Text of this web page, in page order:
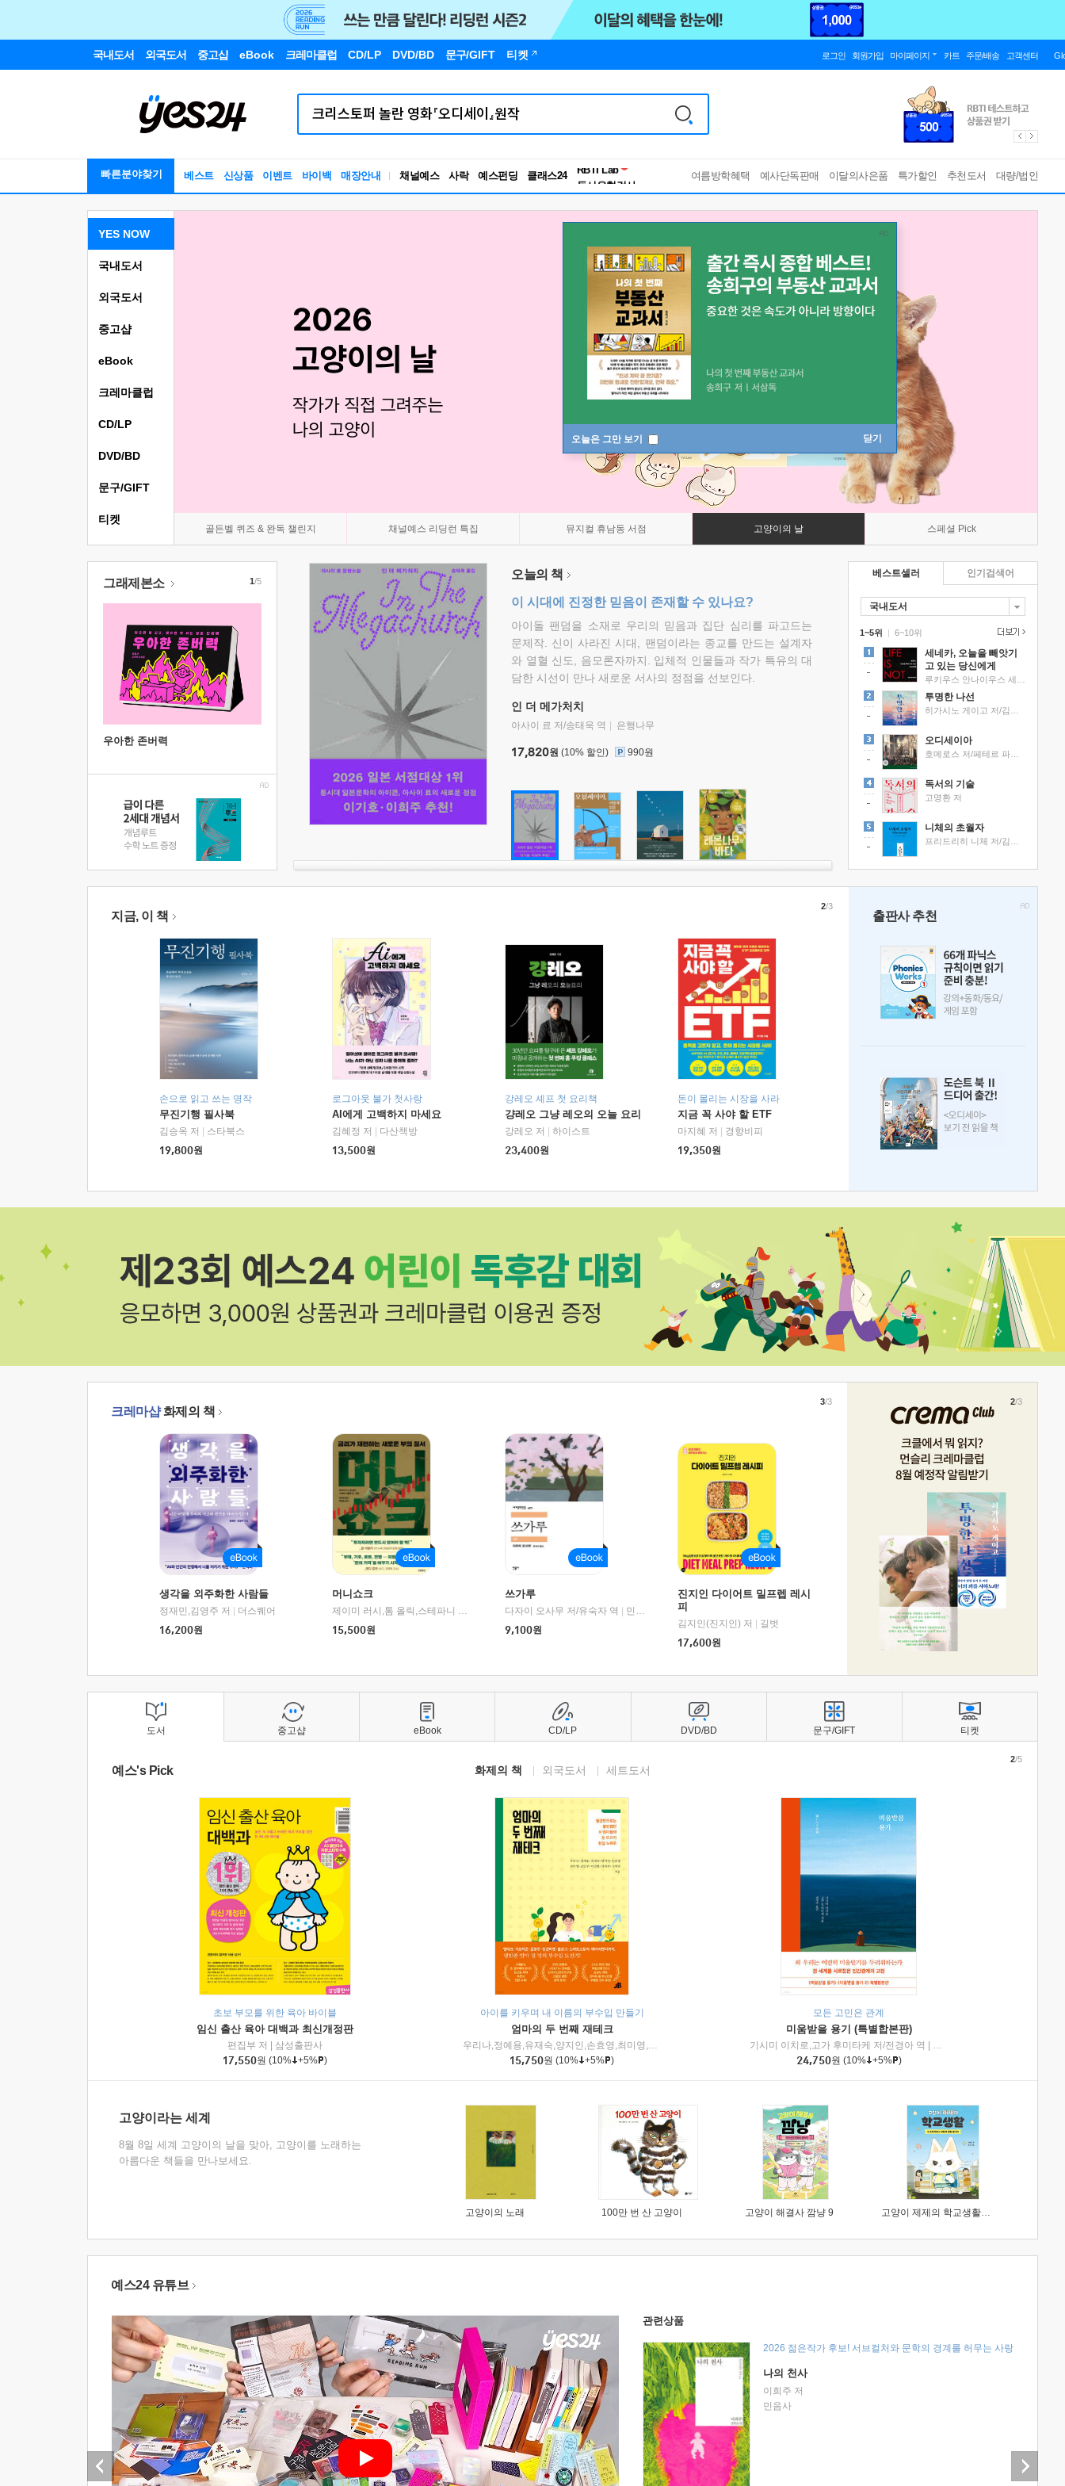
국내도서 외국도서 중고샵 eBook 크레마클럽 CD/LP DVD/BD 문구/GIFT 티켓 로그인 회원가입 마이페이지 카트 주문/배송 고객센터
빠른분야찾기 베스트 신상품 이벤트 바이백 매장안내 채널예스 사락 예스펀딩 클래스24
독서유형검사
RBTI Lab
독서유형검사
여름방학혜택 예사단독판매 이달의사은품 특가할인 추천도서 대량/법인
오늘은 그만 보기 닫기
YES NOW
골든벨 퀴즈 & 완독 챌린지 채널예스 리딩런 특집 뮤지컬 휴남동 서점 고양이의 날 스페셜 Pick
국내도서
외국도서
중고샵
eBook
크레마클럽
CD/LP
DVD/BD
문구/GIFT
티켓
그래제본소
우아한 존버력
1/5 오늘의 책
이 시대에 진정한 믿음이 존재할 수 있나요?
아이돌 팬덤을 소재로 우리의 믿음과 집단 심리를 파고드는
문제작. 신이 사라진 시대, 팬덤이라는 종교를 만드는 설계자
와 열혈 신도, 음모론자까지. 입체적 인물들과 작가 특유의 대
담한 시선이 만나 새로운 서사의 정점을 선보인다.
인 더 메가처치
아사이 료 저/송태욱 역 은행나무
17,820원 (10% 할인) 990원
베스트셀러
국내도서
1~5위 |
세네카, 오늘을 빼앗기
고 있는 당신에게
투명한 나선
오디세이아
독서의 기술
고명환 저
니체의 초월자
6~10위
인기검색어
지금, 이 책
손으로 읽고 쓰는 명작
무진기행 필사북
김승옥 저
스타북스
19,800원
로그아웃 불가 첫사랑
AI에게 고백하지 마세요
김혜정 저
다산책방
13,500원
강레오 셰프 첫 요리책
걍레오 그냥 레오의 오늘 요리
강레오 저
하이스트
23,400원
돈이 몰리는 시장을 사라
지금 꼭 사야 할 ETF
마지혜 저
경향비피
19,350원
2/3
출판사 추천
크레마샵화제의 책
생각을 외주화한 사람들
정재민,김영주 저
더스퀘어
16,200원
머니쇼크
제이미 러시,톰 올릭,스테파니 플랜더스 편저/임경은 역/박정호 감수 |
교보문고
15,500원
쓰가루
다자이 오사무 저/유숙자 역
민음사
9,100원
진지인 다이어트 밀프렙 레시
피
김지인(진지인) 저
길벗
17,600원
3/3 2/3
도서
예스's Pick 화제의 책 외국도서 세트도서
초보 부모를 위한 육아 바이블
임신 출산 육아 대백과 최신개정판
편집부 저
삼성출판사
17,550원 (10% +5% )
아이를 키우며 내 이름의 부수입 만들기
엄마의 두 번째 재테크
우리나,정예용,유재숙,양지인,손효영,최미영,조민주,이진현,차미숙,서미숙 저 | 제이브리즈북스
15,750원 (10% +5% )
모든 고민은 관계
미움받을 용기 (특별합본판)
기시미 이치로,고가 후미타케 저/전경아 역
인플루엔셜
24,750원 (10% +5% )
2/5
고양이라는 세계
8월 8일 세계 고양이의 날을 맞아, 고양이를 노래하는
아름다운 책들을 만나보세요.
고양이의 노래 100만 번 산 고양이 고양이 해결사 깜냥 9 고양이 제제의 학교생활 1 : 초등학생이 이렇게 힘들 줄이야
중고샵 eBook CD/LP DVD/BD 문구/GIFT 티켓
예스24 유튜브
관련상품
2026 젊은작가 후보! 서브컬처와 문학의 경계를 허무는 사랑
나의 천사
이희주 저
민음사